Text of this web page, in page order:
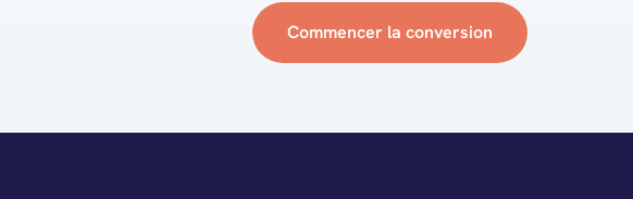
Commencer la conversion